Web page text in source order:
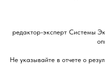
редактор-эксперт Системы
Не указывайте в отчете о